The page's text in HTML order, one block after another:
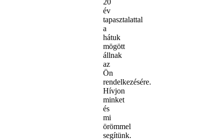
20
év
tapasztalattal
a
hátuk
mögött
állnak
az
Ön
rendelkezésére.
Hívjon
minket
és
mi
örömmel
segítünk.